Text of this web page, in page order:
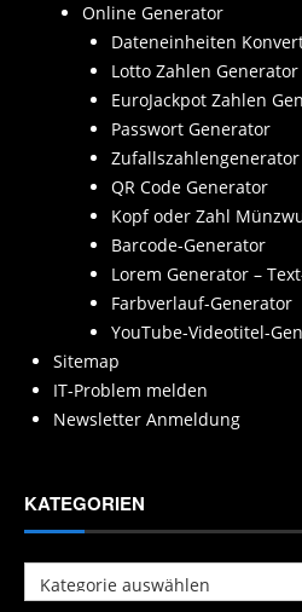
Online Generator
Dateneinheiten
Lotto Zahlen Generator
EuroJackpot Zahlen
Passwort Generator
Zufallszahlengenerator
QR Code Generator
Kopf oder Zahl
Barcode-Generator
Lorem Generator –
Farbverlauf-Generator
YouTube-Videotitel-
Sitemap
IT-Problem melden
Newsletter Anmeldung
KATEGORIEN
Kategorien